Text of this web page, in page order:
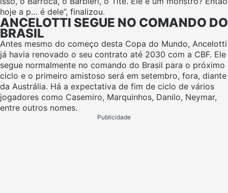
hoje a p… é dele”, finalizou.
ANCELOTTI SEGUE NO COMANDO DO
BRASIL
Antes mesmo do começo desta Copa do Mundo, Ancelotti
já havia renovado o seu contrato até 2030 com a CBF. Ele
segue normalmente no comando do Brasil para o próximo
ciclo e o primeiro amistoso será em setembro, fora, diante
da Austrália. Há a expectativa de fim de ciclo de vários
jogadores como Casemiro, Marquinhos, Danilo, Neymar,
entre outros nomes.
Publicidade